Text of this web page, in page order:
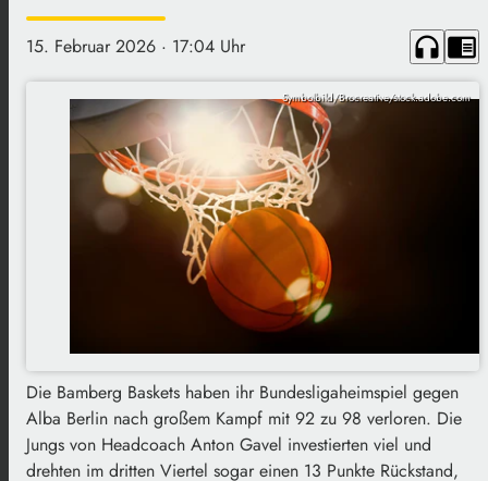
15. Februar 2026 · 17:04 Uhr headphones chrome_reader_mode
Symbolbild/Brocreative/stock.adobe.com
Die Bamberg Baskets haben ihr Bundesligaheimspiel gegen
Alba Berlin nach großem Kampf mit 92 zu 98 verloren. Die
Jungs von Headcoach Anton Gavel investierten viel und
drehten im dritten Viertel sogar einen 13 Punkte Rückstand,